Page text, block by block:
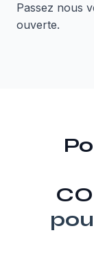
Passez nous
ouverte.